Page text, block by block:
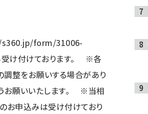
form/31006-
受け付けております。 ※各
整をお願いする場合があり
お願いいたします。 ※当相
お申込みは受け付けており